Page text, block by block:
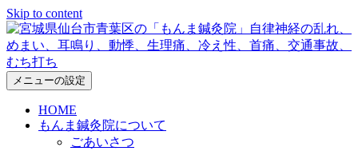
Skip to content
メニューの設定
HOME
もんま鍼灸院について
ごあいさつ